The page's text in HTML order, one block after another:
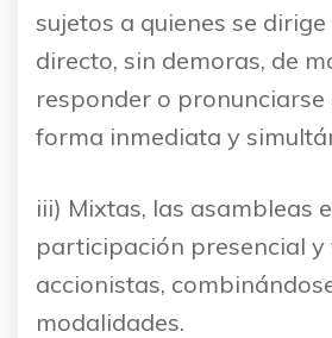
sujetos a quienes se
directo, sin demoras, de
responder o pronunciarse
forma inmediata y
iii) Mixtas, las asambleas
participación presencial y
accionistas,
modalidades.